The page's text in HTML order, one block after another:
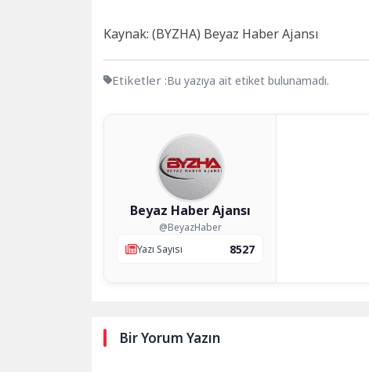
Kaynak: (BYZHA) Beyaz Haber Ajansı
Etiketler :Bu yazıya ait etiket bulunamadı.
Beyaz Haber Ajansı
@BeyazHaber
Yazı Sayısı
8527
Bir Yorum Yazın